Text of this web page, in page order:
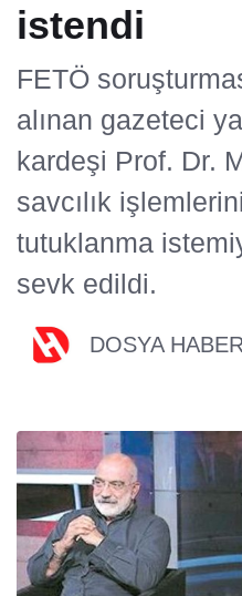
istendi
FETÖ
alınan gazeteci
kardeşi Prof. Dr.
savcılık
tutuklanma
sevk edildi.
DOSYA HABER